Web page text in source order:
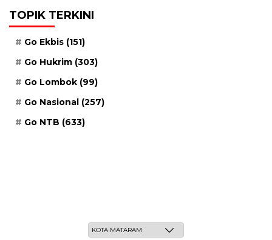
TOPIK TERKINI
Go Ekbis (151)
Go Hukrim (303)
Go Lombok (99)
Go Nasional (257)
Go NTB (633)